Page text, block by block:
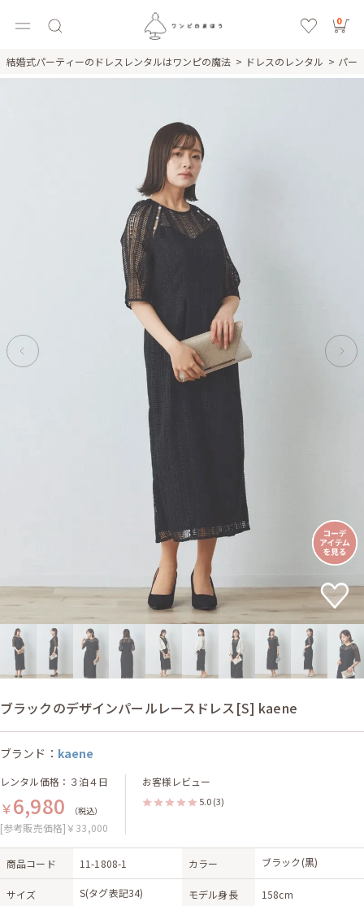
0
結婚式パーティーのドレスレンタルはワンピの魔法 ドレスのレンタル パー
ブラックのデザインパールレースドレス[S] kaene
ブランド： kaene
レンタル価格：３泊４日
￥6,980 （税込）
[参考販売価格]￥33,000
お客様レビュー
5.0 (3)
商品コード 11-1808-1 カラー ブラック(黒)
サイズ S(タグ表記34) モデル身長 158cm